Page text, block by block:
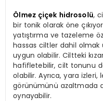
Ölmez çiçek hidrosolü,
bir tonik olarak öne
yatıştırma ve tazeleme
hassas ciltler dahil
uygun olabilir. Ciltteki
hafifletebilir, cilt tonunu
olabilir. Ayrıca, yara
görünümünü azaltmada
oynayabilir.